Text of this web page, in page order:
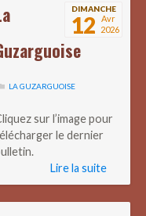
DIMANCHE
12
Avr
2026
LA GUZARGUOISE
sur l’image pour
le dernier
Lire la suite